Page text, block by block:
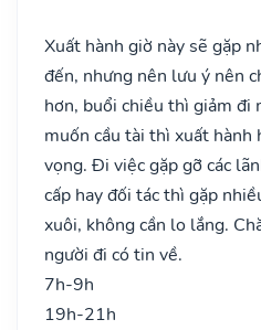
Xuất hành giờ này sẽ gặp
đến, nhưng nên lưu ý nên
hơn, buổi chiều thì giảm đi
muốn cầu tài thì xuất hành
vọng. Đi việc gặp gỡ các
cấp hay đối tác thì gặp
xuôi, không cần lo lắng.
người đi có tin về.
7h-9h
19h-21h